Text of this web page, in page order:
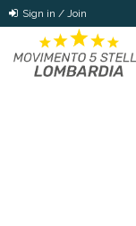
Sign in / Join